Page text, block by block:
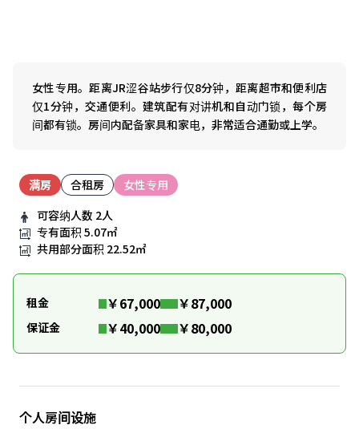
女性专用。距离JR涩谷站步行仅8分钟，距离超市和便利店
仅1分钟，交通便利。建筑配有对讲机和自动门锁，每个房
间都有锁。房间内配备家具和家电，非常适合通勤或上学。
满房 合租房
女性专用
可容纳人数 2人
专有面积 5.07㎡
共用部分面积 22.52㎡
租金 ￥67,000 ￥87,000
保证金 ￥40,000 ￥80,000
个人房间设施